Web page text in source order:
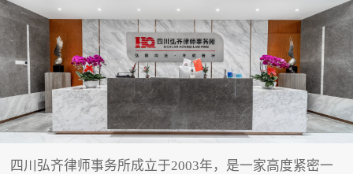
四川弘齐律师事务所成立于2003年，是一家高度紧密一